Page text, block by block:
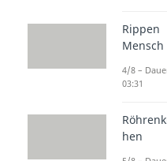
den
ein
nicht
Die
Skelett
Rippen
Mensch
4/8 –
03:31
hen